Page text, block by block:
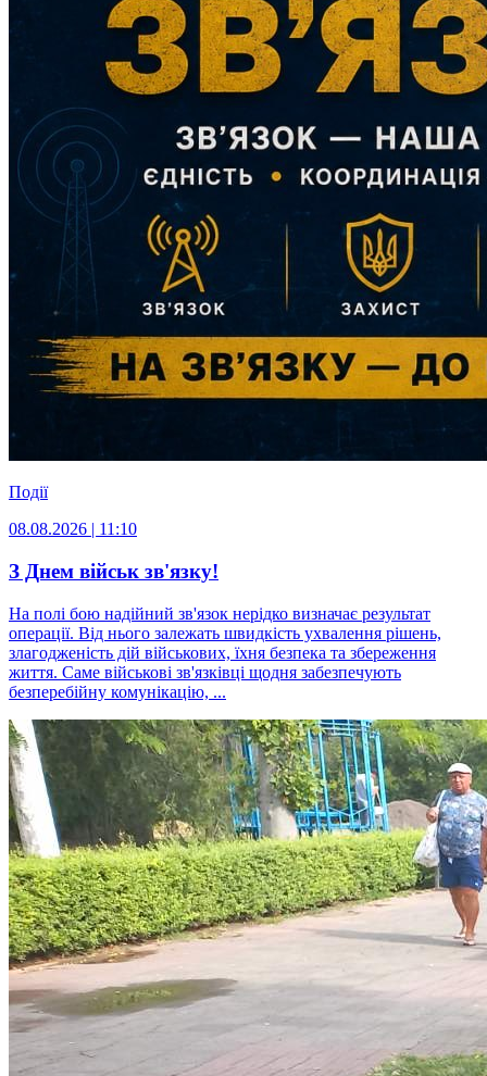
Події
08.08.2026 | 11:10
З Днем військ зв'язку!
На полі бою надійний зв'язок нерідко визначає результат
операції. Від нього залежать швидкість ухвалення рішень,
злагодженість дій військових, їхня безпека та збереження
життя. Саме військові зв'язківці щодня забезпечують
безперебійну комунікацію, ...